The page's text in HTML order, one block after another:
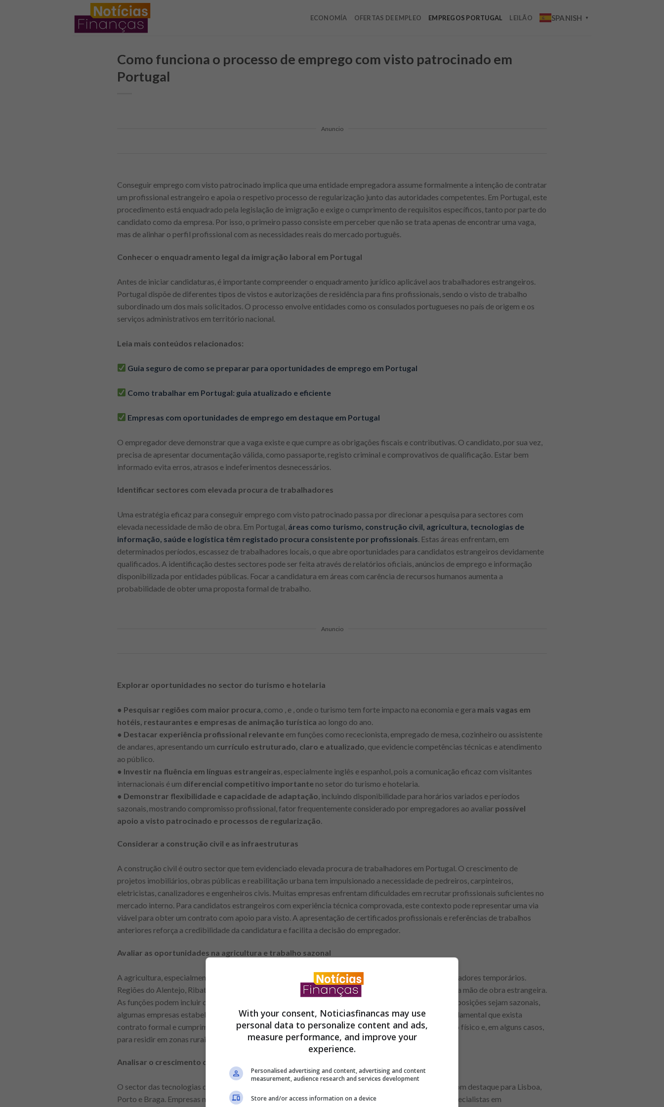
ECONOMÍA OFERTAS DE EMPLEO EMPREGOS PORTUGAL LEILÃO SPANISH ▼
Como funciona o processo de emprego com visto patrocinado em
Portugal
Anuncio
Conseguir emprego com visto patrocinado implica que uma entidade empregadora assume formalmente a intenção de contratar
um profissional estrangeiro e apoia o respetivo processo de regularização junto das autoridades competentes. Em Portugal, este
procedimento está enquadrado pela legislação de imigração e exige o cumprimento de requisitos específicos, tanto por parte do
candidato como da empresa. Por isso, o primeiro passo consiste em perceber que não se trata apenas de encontrar uma vaga,
mas de alinhar o perfil profissional com as necessidades reais do mercado português.
Conhecer o enquadramento legal da imigração laboral em Portugal
Antes de iniciar candidaturas, é importante compreender o enquadramento jurídico aplicável aos trabalhadores estrangeiros.
Portugal dispõe de diferentes tipos de vistos e autorizações de residência para fins profissionais, sendo o visto de trabalho
subordinado um dos mais solicitados. O processo envolve entidades como os consulados portugueses no país de origem e os
serviços administrativos em território nacional.
Leia mais conteúdos relacionados:
Guia seguro de como se preparar para oportunidades de emprego em Portugal
Como trabalhar em Portugal: guia atualizado e eficiente
Empresas com oportunidades de emprego em destaque em Portugal
O empregador deve demonstrar que a vaga existe e que cumpre as obrigações fiscais e contributivas. O candidato, por sua vez,
precisa de apresentar documentação válida, como passaporte, registo criminal e comprovativos de qualificação. Estar bem
informado evita erros, atrasos e indeferimentos desnecessários.
Identificar sectores com elevada procura de trabalhadores
Uma estratégia eficaz para conseguir emprego com visto patrocinado passa por direcionar a pesquisa para sectores com
elevada necessidade de mão de obra. Em Portugal, áreas como turismo, construção civil, agricultura, tecnologias de
informação, saúde e logística têm registado procura consistente por profissionais . Estas áreas enfrentam, em
determinados períodos, escassez de trabalhadores locais, o que abre oportunidades para candidatos estrangeiros devidamente
qualificados. A identificação destes sectores pode ser feita através de relatórios oficiais, anúncios de emprego e informação
disponibilizada por entidades públicas. Focar a candidatura em áreas com carência de recursos humanos aumenta a
probabilidade de obter uma proposta formal de trabalho.
Anuncio
Explorar oportunidades no sector do turismo e hotelaria
● Pesquisar regiões com maior procura, como , e , onde o turismo tem forte impacto na economia e gera mais vagas em
hotéis, restaurantes e empresas de animação turística ao longo do ano.
● Destacar experiência profissional relevante em funções como rececionista, empregado de mesa, cozinheiro ou assistente
de andares, apresentando um currículo estruturado, claro e atualizado, que evidencie competências técnicas e atendimento
ao público.
● Investir na fluência em línguas estrangeiras, especialmente inglês e espanhol, pois a comunicação eficaz com visitantes
internacionais é um diferencial competitivo importante no setor do turismo e hotelaria.
● Demonstrar flexibilidade e capacidade de adaptação, incluindo disponibilidade para horários variados e períodos
sazonais, mostrando compromisso profissional, fator frequentemente considerado por empregadores ao avaliar possível
apoio a visto patrocinado e processos de regularização.
Considerar a construção civil e as infraestruturas
A construção civil é outro sector que tem evidenciado elevada procura de trabalhadores em Portugal. O crescimento de
projetos imobiliários, obras públicas e reabilitação urbana tem impulsionado a necessidade de pedreiros, carpinteiros,
eletricistas, canalizadores e engenheiros civis. Muitas empresas enfrentam dificuldades em recrutar profissionais suficientes no
mercado interno. Para candidatos estrangeiros com experiência técnica comprovada, este contexto pode representar uma via
viável para obter um contrato com apoio para visto. A apresentação de certificados profissionais e referências de trabalhos
anteriores reforça a credibilidade da candidatura e facilita a decisão do empregador.
Avaliar as oportunidades na agricultura e trabalho sazonal
A agricultura, especialmente em períodos de colheita, necessita de um número significativo de trabalhadores temporários.
Regiões do Alentejo, Ribatejo e Oeste destacam-se na produção agrícola e recorrem frequentemente a mão de obra estrangeira.
As funções podem incluir colheita de frutas, manutenção de culturas e apoio logístico. Embora muitas posições sejam sazonais,
algumas empresas estabelecem contratos mais prolongados. Para efeitos de visto patrocinado, é fundamental que exista
contrato formal e cumprimento das condições legais. O candidato deve estar preparado para trabalho físico e, em alguns casos,
para residir em zonas rurais durante o período contratual.
Analisar o crescimento das tecnologias de informação
O sector das tecnologias de informação tem vindo a expandir-se de forma consistente em Portugal, com destaque para Lisboa,
Porto e Braga. Empresas nacionais e multinacionais procuram programadores, analistas de dados, especialistas em
With your consent, Noticiasfinancas may use
personal data to personalize content and ads,
measure performance, and improve your
experience.
Personalised advertising and content, advertising and content
measurement, audience research and services development
Store and/or access information on a device